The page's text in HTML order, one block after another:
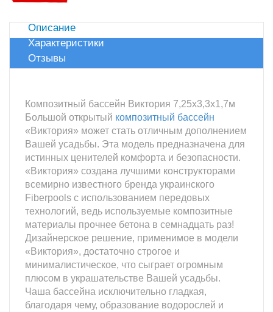
Описание
Характеристики
Отзывы
Композитный бассейн Виктория 7,25х3,3х1,7м
Большой открытый композитный бассейн
«Виктория» может стать отличным дополнением
Вашей усадьбы. Эта модель предназначена для
истинных ценителей комфорта и безопасности.
«Виктория» создана лучшими конструкторами
всемирно известного бренда украинского
Fiberpools с использованием передовых
технологий, ведь используемые композитные
материалы прочнее бетона в семнадцать раз!
Дизайнерское решение, применимое в модели
«Виктория», достаточно строгое и
минималистическое, что сыграет огромным
плюсом в украшательстве Вашей усадьбы.
Чаша бассейна исключительно гладкая,
благодаря чему, образование водорослей и